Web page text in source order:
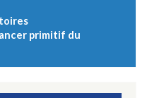
primitif du